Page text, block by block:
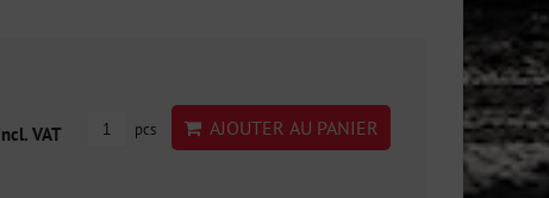
VAT pcs AJOUTER AU PANIER